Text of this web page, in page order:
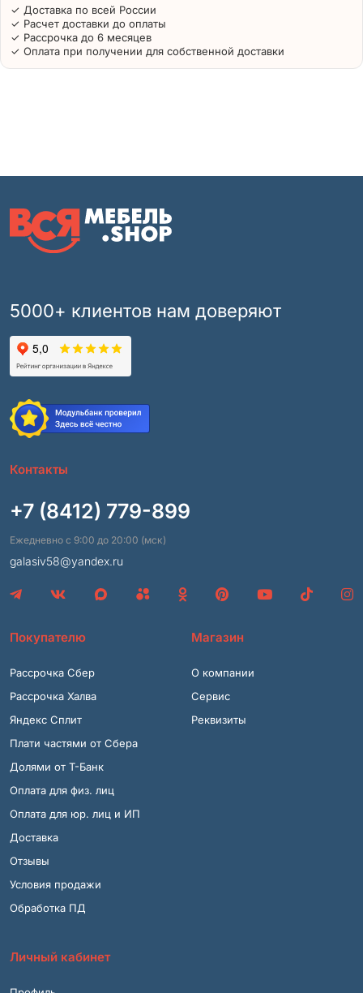
✓ Доставка по всей России
✓ Расчет доставки до оплаты
✓ Рассрочка до 6 месяцев
✓ Оплата при получении для собственной доставки
5000+ клиентов нам доверяют
Контакты
+7 (8412) 779-899
Ежедневно с 9:00 до 20:00 (мск)
galasiv58@yandex.ru
Покупателю
Рассрочка Сбер
Рассрочка Халва
Яндекс Сплит
Плати частями от Сбера
Долями от Т-Банк
Оплата для физ. лиц
Оплата для юр. лиц и ИП
Доставка
Отзывы
Условия продажи
Обработка ПД
Магазин
О компании
Сервис
Реквизиты
Личный кабинет